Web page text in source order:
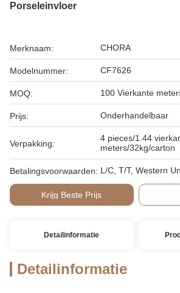
Porseleinvloer
Merknaam: CHORA
Modelnummer: CF7626
MOQ: 100 Vierkante
Prijs: Onderhandelbaar
Verpakking:
4 pieces/1.44
meters/32kg/carton
Betalingsvoorwaarden: L/C, T/T, Western
Krijg Beste Prijs
Detailinformatie
Detailinformatie